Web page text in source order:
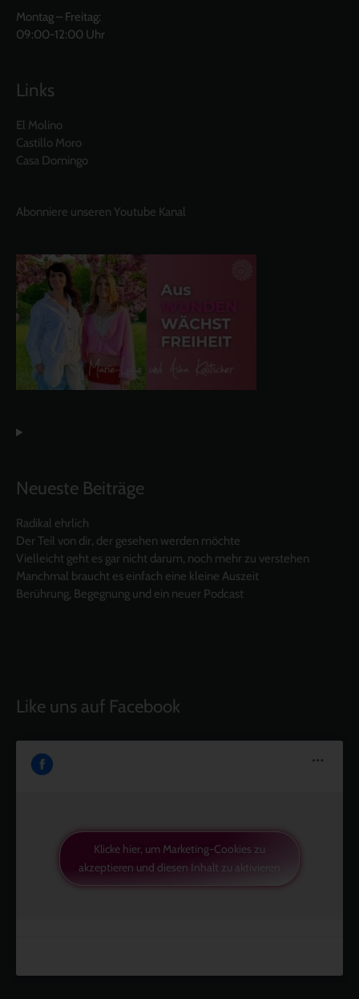
Montag – Freitag:
09:00-12:00 Uhr
Links
El Molino
Castillo Moro
Casa Domingo
Abonniere unseren Youtube Kanal
Neueste Beiträge
Radikal ehrlich
Der Teil von dir, der gesehen werden möchte
Vielleicht geht es gar nicht darum, noch mehr zu verstehen
Manchmal braucht es einfach eine kleine Auszeit
Berührung, Begegnung und ein neuer Podcast
Like uns auf Facebook
Klicke hier, um Marketing-Cookies zu
akzeptieren und diesen Inhalt zu aktivieren